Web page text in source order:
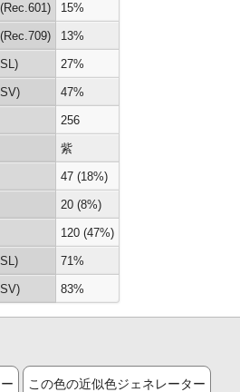
15%
13%
27%
47%
256
紫
47 (18%)
20 (8%)
120 (47%)
71%
83%
この色の近似色ジェネレーター